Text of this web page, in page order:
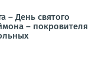
– День святого
– покровителя